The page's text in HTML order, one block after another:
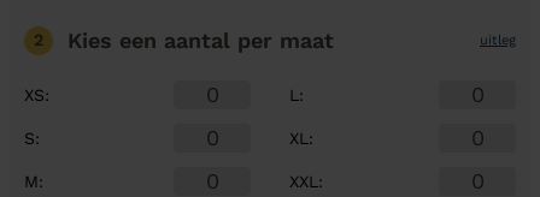
2 Kies een aantal per maat uitleg
XS:
S:
M:
L :
XL :
XXL :